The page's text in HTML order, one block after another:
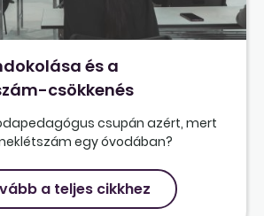
és a
csökkenés
csupán azért, mert
egy óvodában?
a teljes cikkhez